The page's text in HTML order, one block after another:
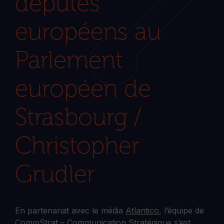
européens au
Parlement
européen de
Strasbourg /
Christopher
Grudler
En partenariat avec le média Atlantico, l’équipe de